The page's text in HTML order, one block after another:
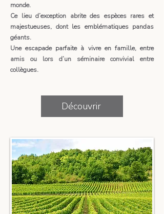
monde.
Ce lieu d’exception abrite des espèces rares et
majestueuses, dont les emblématiques pandas
géants.
Une escapade parfaite à vivre en famille, entre
amis ou lors d’un séminaire convivial entre
collègues.
Découvrir